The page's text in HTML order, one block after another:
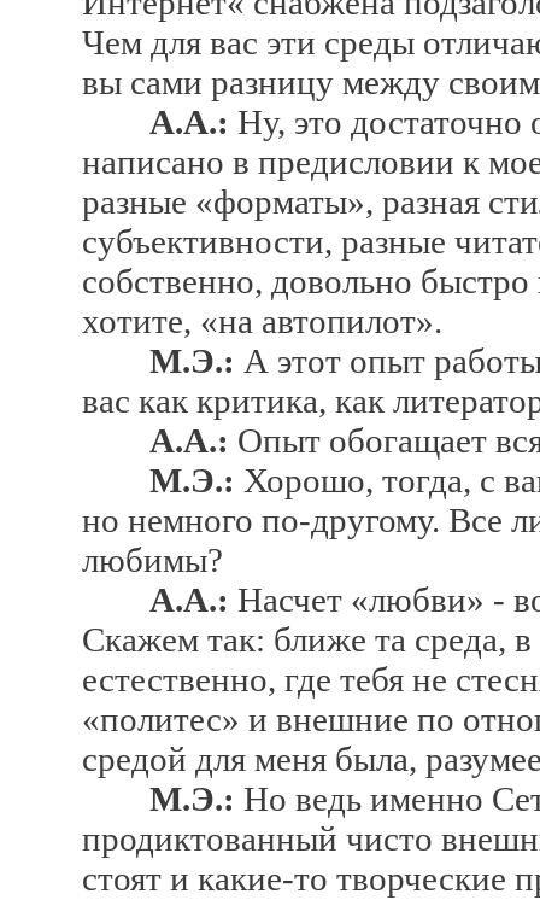
Чем для вас эти среды
вы сами разницу между
А.А.: Ну, это достаточно
написано в предисловии к
разные «форматы», разная
субъективности, разные
собственно, довольно
хотите, «на автопилот».
М.Э.: А этот опыт
вас как критика, как
А.А.: Опыт обогащает
М.Э.: Хорошо, тогда, с
но немного по-другому. Все
любимы?
А.А.: Насчет «любви» -
Скажем так: ближе та среда,
естественно, где тебя не
«политес» и внешние по
средой для меня была,
М.Э.: Но ведь именно
продиктованный чисто
стоят и какие-то творческие